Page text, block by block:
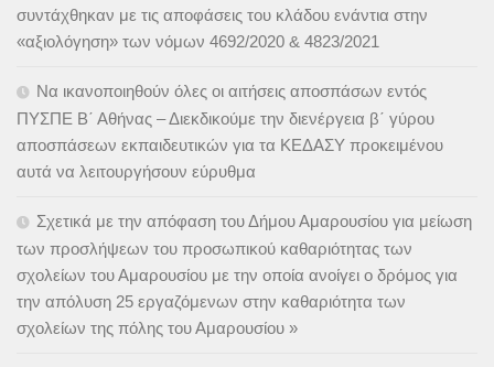
συντάχθηκαν με τις αποφάσεις του κλάδου ενάντια στην
«αξιολόγηση» των νόμων 4692/2020 & 4823/2021
Να ικανοποιηθούν όλες οι αιτήσεις αποσπάσων εντός
ΠΥΣΠΕ Β΄ Αθήνας – Διεκδικούμε την διενέργεια β΄ γύρου
αποσπάσεων εκπαιδευτικών για τα ΚΕΔΑΣΥ προκειμένου
αυτά να λειτουργήσουν εύρυθμα
Σχετικά με την απόφαση του Δήμου Αμαρουσίου για μείωση
των προσλήψεων του προσωπικού καθαριότητας των
σχολείων του Αμαρουσίου με την οποία ανοίγει ο δρόμος για
την απόλυση 25 εργαζόμενων στην καθαριότητα των
σχολείων της πόλης του Αμαρουσίου »